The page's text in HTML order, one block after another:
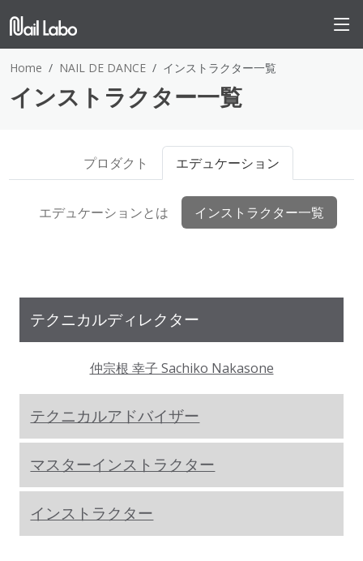
Home NAIL DE DANCE インストラクター一覧
インストラクター一覧
プロダクト エデュケーション
エデュケーションとは インストラクター一覧
テクニカルディレクター
仲宗根 幸子 Sachiko Nakasone
テクニカルアドバイザー
マスターインストラクター
インストラクター